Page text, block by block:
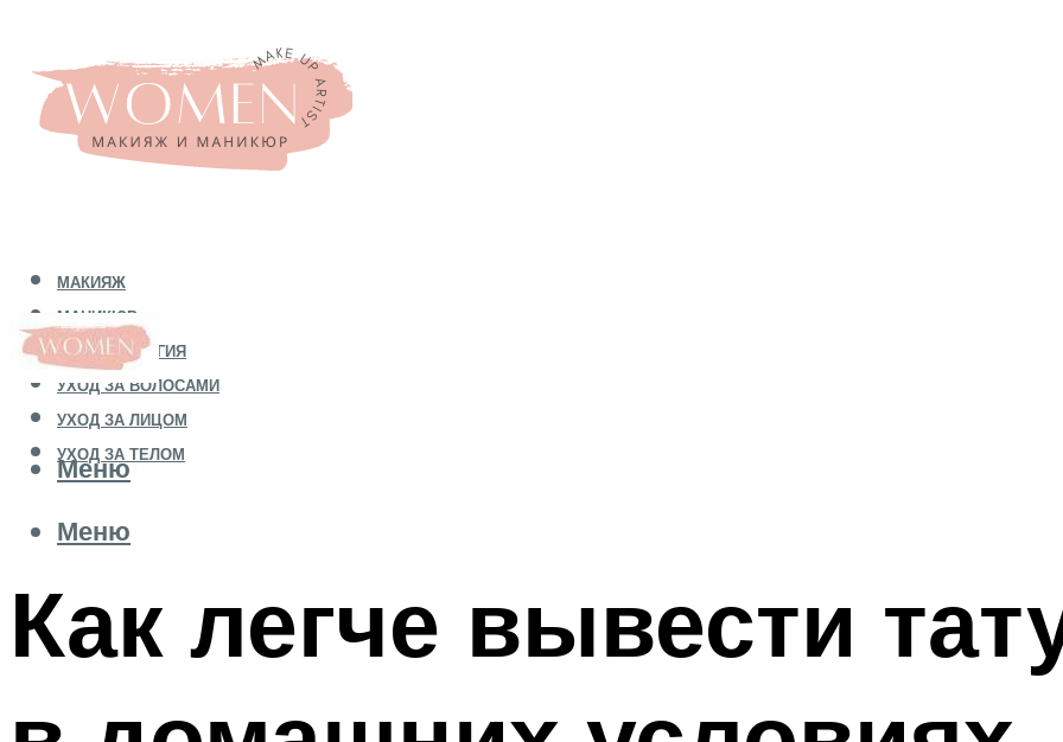
МАКИЯЖ
МАНИКЮР
КОСМЕТОЛОГИЯ
УХОД ЗА ВОЛОСАМИ
УХОД ЗА ЛИЦОМ
УХОД ЗА ТЕЛОМ
Меню
Меню
Как легче вывести